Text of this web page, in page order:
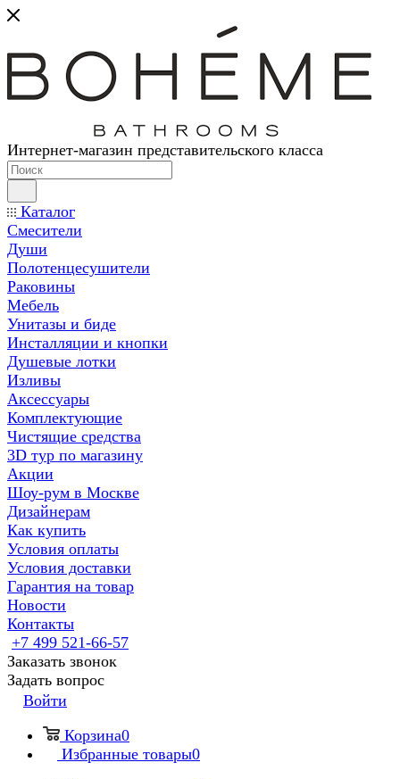
Интернет-магазин представительского класса
Каталог
Смесители
Души
Полотенцесушители
Раковины
Мебель
Унитазы и биде
Инсталляции и кнопки
Душевые лотки
Изливы
Аксессуары
Комплектующие
Чистящие средства
3D тур по магазину
Акции
Шоу-рум в Москве
Дизайнерам
Как купить
Условия оплаты
Условия доставки
Гарантия на товар
Новости
Контакты
+7 499 521-66-57
Заказать звонок
Задать вопрос
Войти
Корзина0
Избранные товары0